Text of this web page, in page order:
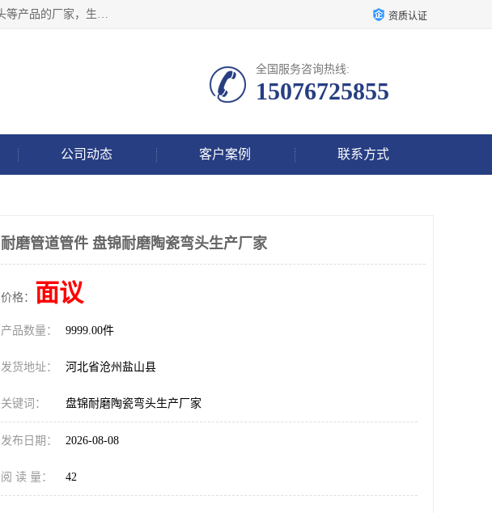
沧州吉轩管道制造有限公司是河北一家专业生产三通、镀锌弯管、弯头、压力容器法兰、锻造法兰、冲压弯头等产品的厂家，生产设备精良，工艺先进，产品规格齐全，售后服务健全。 资质认证
全国服务咨询热线:
15076725855
公司动态 客户案例 联系方式
耐磨管道管件 盘锦耐磨陶瓷弯头生产厂家
价格： 面议
产品数量： 9999.00件
发货地址： 河北省沧州盐山县
关键词： 盘锦耐磨陶瓷弯头生产厂家
发布日期： 2026-08-08
阅 读 量： 42